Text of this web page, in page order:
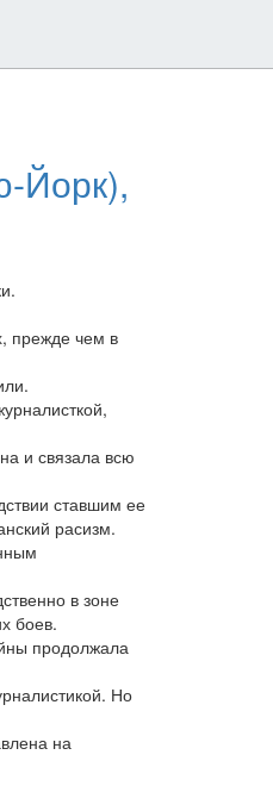
Йорк),
прежде чем в
и связала всю
ставшим ее
расизм.
в зоне
боев.
продолжала
Но
на